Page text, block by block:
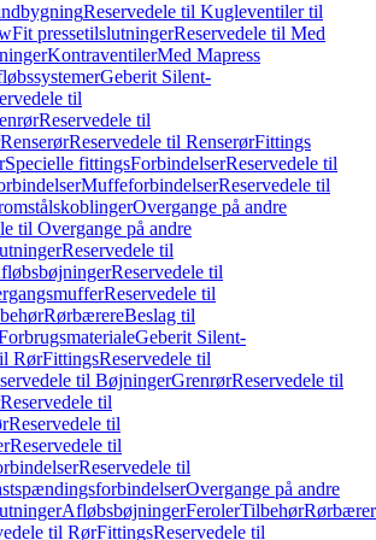
Reservedele til Kugleventiler til
pressetilslutningerReservedele til Med
KontraventilerMed Mapress
Geberit Silent-
til
Reservedele til
RenserørReservedele til RenserørFittings
Specielle fittingsForbindelserReservedele til
MuffeforbindelserReservedele til
Overgange på andre
til Overgange på andre
Reservedele til
Reservedele til
Reservedele til
RørbærereBeslag til
Geberit Silent-
RørFittingsReservedele til
til BøjningerGrenrørReservedele til
Reservedele til
Reservedele til
Reservedele til
Reservedele til
Overgange på andre
AfløbsbøjningerFerolerTilbehør
til RørFittingsReservedele til